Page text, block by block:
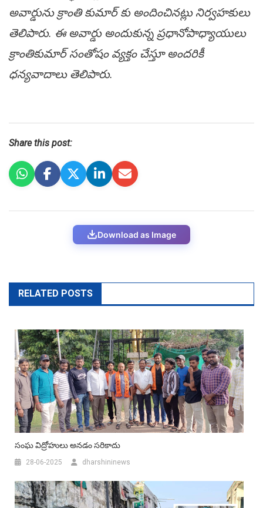
అవార్డును క్రాంతి కుమార్ కు అందించినట్లు నిర్వహకులు
తెలిపారు. ఈ అవార్డు అందుకున్న ప్రధానోపాధ్యాయులు
క్రాంతికుమార్ సంతోషం వ్యక్తం చేస్తూ అందరికీ
ధన్యవాదాలు తెలిపారు.
Share this post:
Download as Image
RELATED POSTS
సంఘ విద్రోహులు అనడం సరికాదు
28-06-2025 dharshininews